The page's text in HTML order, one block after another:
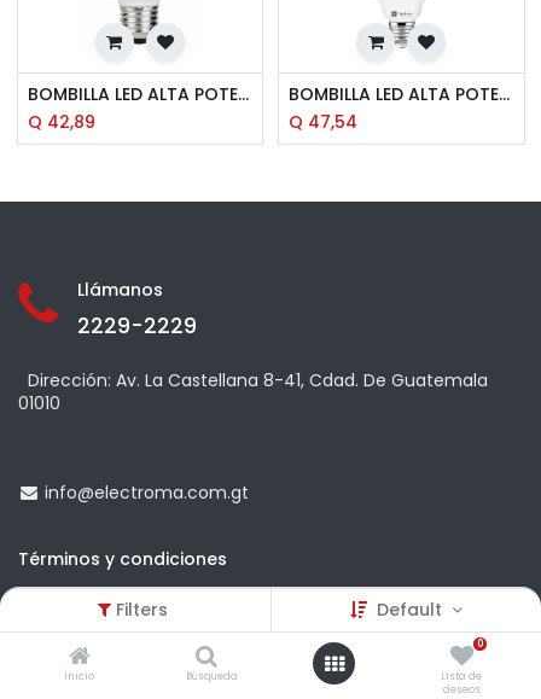
Filters Default
Inicio Búsqueda
0
Lista de
deseos
BOMBILLA LED ALTA POTENCIA 40W DL ROSCA MOGUL SYLVANIA
Q 42,89
BOMBILLA LED ALTA POTENCIA 50W DL R. MEDIANA/MOGUL LIGHT-TEC
Q 47,54
Llámanos
2229-2229
Dirección: Av. La Castellana 8-41, Cdad. De Guatemala
01010
info@electroma.com.gt
Términos y condiciones
Política de cambios y devoluciones
Política de garantía
Tiempo de entrega